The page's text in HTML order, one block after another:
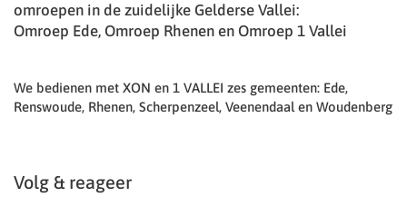
omroepen in de zuidelijke Gelderse Vallei:
Omroep Ede, Omroep Rhenen en Omroep 1 Vallei
We bedienen met XON en 1 VALLEI zes gemeenten: Ede,
Renswoude, Rhenen, Scherpenzeel, Veenendaal en Woudenberg
Volg & reageer